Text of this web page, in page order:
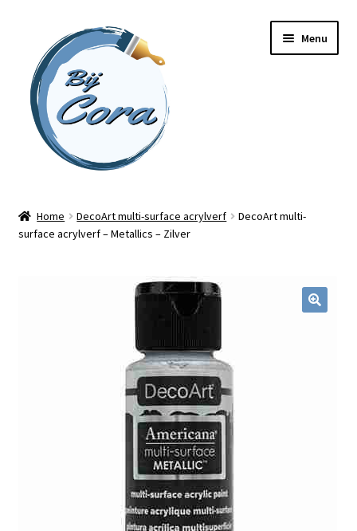
naar
navigatie
inhoud
Menu
Workshops
Blog / DIY / Tutorials
Home DecoArt multi-surface acrylverf
DecoArt multi-
surface acrylverf – Metallics – Zilver